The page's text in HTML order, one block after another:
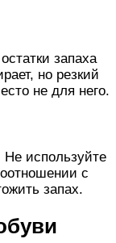
запаха
но резкий
не для него.
Не используйте
с
запах.